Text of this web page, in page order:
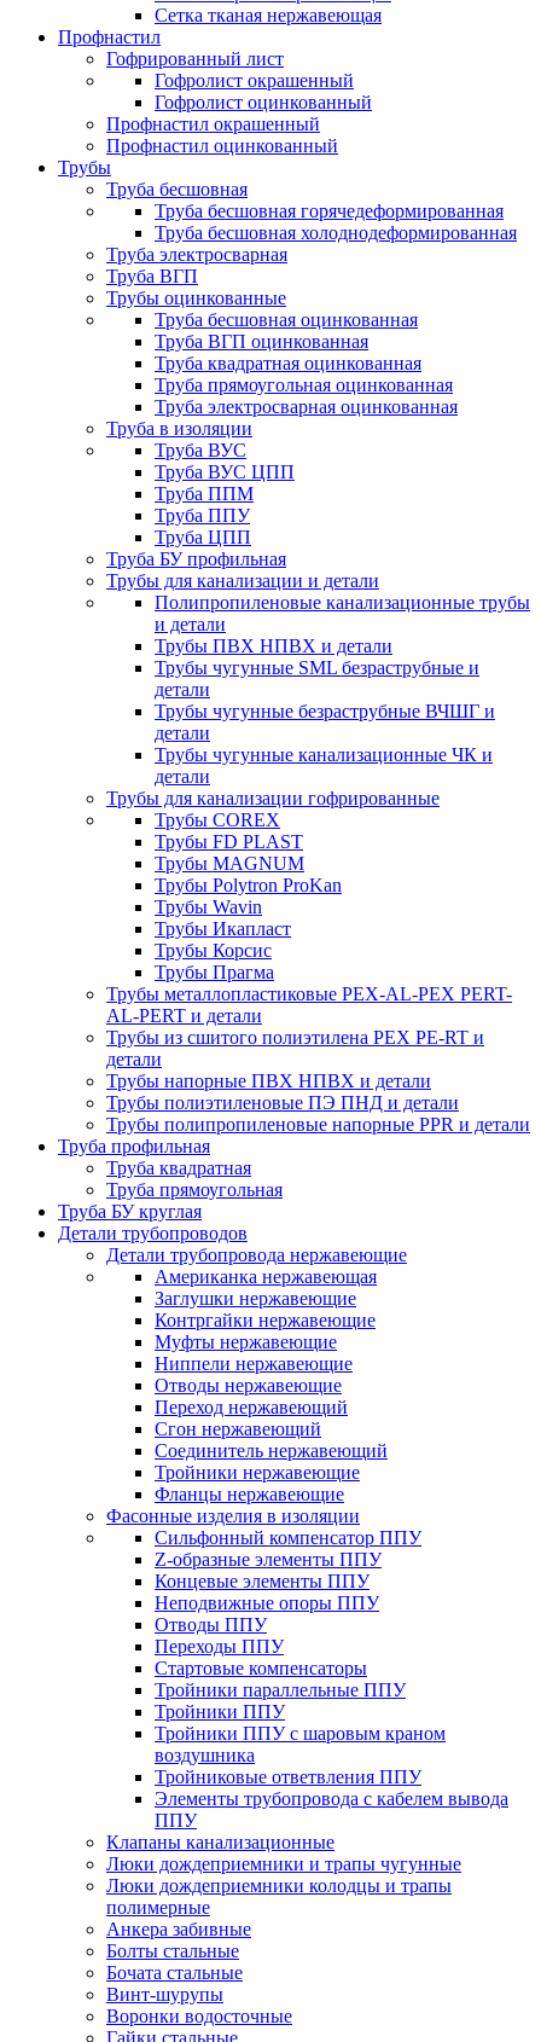
Сетка тканая нержавеющая
Профнастил
Гофрированный лист
Гофролист окрашенный
Гофролист оцинкованный
Профнастил окрашенный
Профнастил оцинкованный
Трубы
Труба бесшовная
Труба бесшовная горячедеформированная
Труба бесшовная холоднодеформированная
Труба электросварная
Труба ВГП
Трубы оцинкованные
Труба бесшовная оцинкованная
Труба ВГП оцинкованная
Труба квадратная оцинкованная
Труба прямоугольная оцинкованная
Труба электросварная оцинкованная
Труба в изоляции
Труба ВУС
Труба ВУС ЦПП
Труба ППМ
Труба ППУ
Труба ЦПП
Труба БУ профильная
Трубы для канализации и детали
Полипропиленовые канализационные трубы
и детали
Трубы ПВХ НПВХ и детали
Трубы чугунные SML безраструбные и
детали
Трубы чугунные безраструбные ВЧШГ и
детали
Трубы чугунные канализационные ЧК и
детали
Трубы для канализации гофрированные
Трубы COREX
Трубы FD PLAST
Трубы MAGNUM
Трубы Polytron ProKan
Трубы Wavin
Трубы Икапласт
Трубы Корсис
Трубы Прагма
Трубы металлопластиковые PEX-AL-PEX PERT-
AL-PERT и детали
Трубы из сшитого полиэтилена PEX PE-RT и
детали
Трубы напорные ПВХ НПВХ и детали
Трубы полиэтиленовые ПЭ ПНД и детали
Трубы полипропиленовые напорные PPR и детали
Труба профильная
Труба квадратная
Труба прямоугольная
Труба БУ круглая
Детали трубопроводов
Детали трубопровода нержавеющие
Американка нержавеющая
Заглушки нержавеющие
Контргайки нержавеющие
Муфты нержавеющие
Ниппели нержавеющие
Отводы нержавеющие
Переход нержавеющий
Сгон нержавеющий
Соединитель нержавеющий
Тройники нержавеющие
Фланцы нержавеющие
Фасонные изделия в изоляции
Cильфонный компенсатор ППУ
Z-образные элементы ППУ
Концевые элементы ППУ
Неподвижные опоры ППУ
Отводы ППУ
Переходы ППУ
Стартовые компенсаторы
Тройники параллельные ППУ
Тройники ППУ
Тройники ППУ с шаровым краном
воздушника
Тройниковые ответвления ППУ
Элементы трубопровода с кабелем вывода
ППУ
Клапаны канализационные
Люки дождеприемники и трапы чугунные
Люки дождеприемники колодцы и трапы
полимерные
Анкера забивные
Болты стальные
Бочата стальные
Винт-шурупы
Воронки водосточные
Гайки стальные